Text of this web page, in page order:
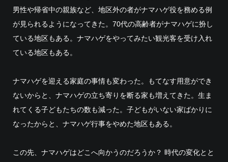
男性や帰省中の親族など、地区外の者がナマハゲ役を務める例
が見られるようになってきた。70代の高齢者がナマハゲに扮し
ている地区もある。ナマハゲをやってみたい観光客を受け入れ
ている地区もある。
ナマハゲを迎える家庭の事情も変わった。もてなす用意ができ
ないからと、ナマハゲの立ち寄りを断る家も増えてきた。生ま
れてくる子どもたちの数も減った。子どもがいない家ばかりに
なったからと、ナマハゲ行事をやめた地区もある。
この先、ナマハゲはどこへ向かうのだろうか？ 時代の変化とと